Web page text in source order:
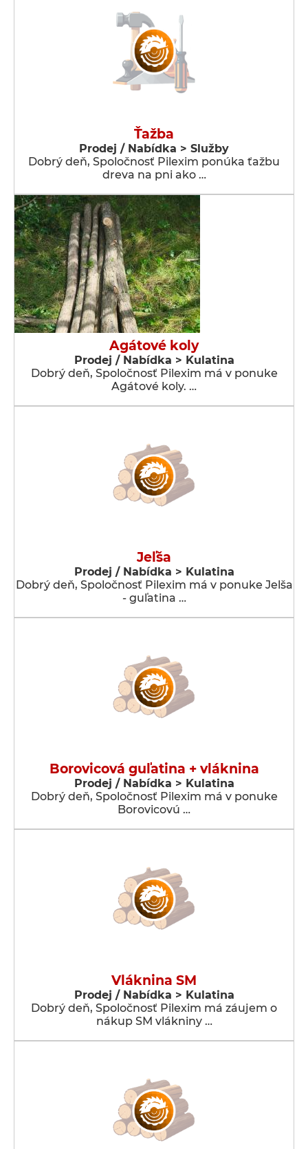
Ťažba
Prodej / Nabídka > Služby
Dobrý deň, Spoločnosť Pilexim ponúka ťažbu
dreva na pni ako …
Agátové koly
Prodej / Nabídka > Kulatina
Dobrý deň, Spoločnosť Pilexim má v ponuke
Agátové koly. …
Jeľša
Prodej / Nabídka > Kulatina
Dobrý deň, Spoločnosť Pilexim má v ponuke Jelša
- guľatina …
Borovicová guľatina + vláknina
Prodej / Nabídka > Kulatina
Dobrý deň, Spoločnosť Pilexim má v ponuke
Borovicovú …
Vláknina SM
Prodej / Nabídka > Kulatina
Dobrý deň, Spoločnosť Pilexim má záujem o
nákup SM vlákniny …